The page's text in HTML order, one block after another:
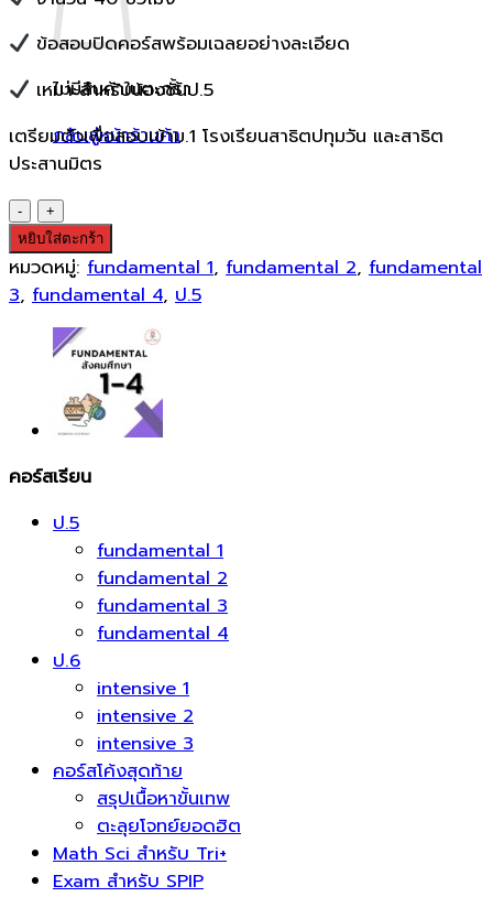
ไม่มีสินค้าในตะกร้า
กลับสู่หน้าร้านค้า
ข้อสอบปิดคอร์สพร้อมเฉลยอย่างละเอียด
เหมาะสำหรับน้องชั้นป.5
เตรียมตัวเพื่อสอบเข้าม.1 โรงเรียนสาธิตปทุมวัน และสาธิต
ประสานมิตร
จำนวน
Fundamental
1-
4
อังกฤษ
หยิบใส่ตะกร้า
หมวดหมู่: fundamental 1, fundamental 2, fundamental
3, fundamental 4, ป.5
คอร์สเรียน
ป.5
fundamental 1
fundamental 2
fundamental 3
fundamental 4
ป.6
intensive 1
intensive 2
intensive 3
คอร์สโค้งสุดท้าย
สรุปเนื้อหาขั้นเทพ
ตะลุยโจทย์ยอดฮิต
Math Sci สำหรับ Tri+
Exam สำหรับ SPIP